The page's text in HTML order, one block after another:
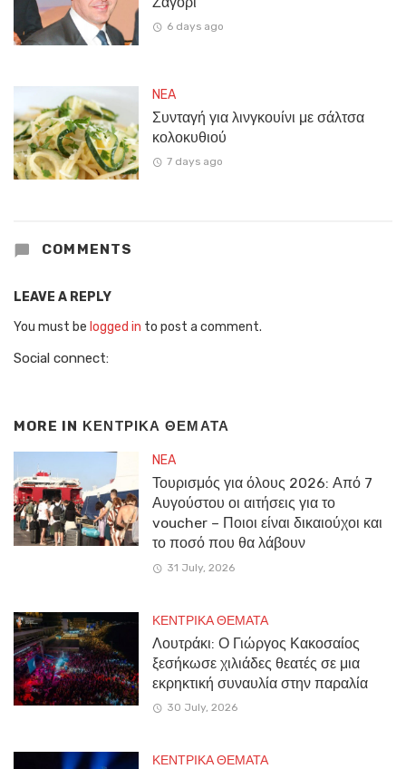
6 days ago
NEA
Συνταγή για λινγκουίνι με σάλτσα
κολοκυθιού
7 days ago
COMMENTS
LEAVE A REPLY
You must be logged in to post a comment.
Social connect:
MORE IN ΚΕΝΤΡΙΚΑ ΘΕΜΑΤΑ
NEA
Τουρισμός για όλους 2026: Από 7
Αυγούστου οι αιτήσεις για το
voucher – Ποιοι είναι δικαιούχοι και
το ποσό που θα λάβουν
31 July, 2026
ΚΕΝΤΡΙΚΑ ΘΕΜΑΤΑ
Λουτράκι: Ο Γιώργος Κακοσαίος
ξεσήκωσε χιλιάδες θεατές σε μια
εκρηκτική συναυλία στην παραλία
30 July, 2026
ΚΕΝΤΡΙΚΑ ΘΕΜΑΤΑ